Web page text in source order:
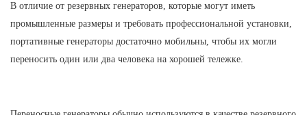
В отличие от резервных генераторов, которые могут иметь
промышленные размеры и требовать профессиональной установки,
портативные генераторы достаточно мобильны, чтобы их могли
переносить один или два человека на хорошей тележке.